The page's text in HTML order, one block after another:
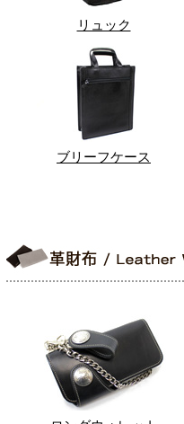
リュック
ブリーフケース